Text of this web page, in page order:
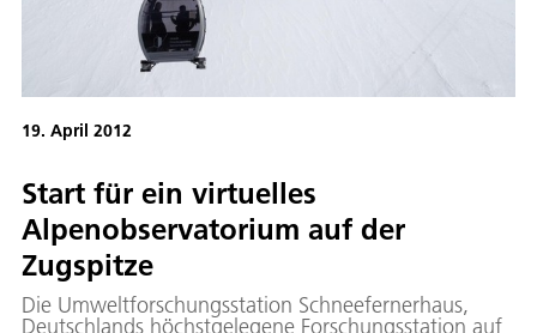
19. April 2012
Start für ein virtuelles
Alpenobservatorium auf der
Zugspitze
Die Umweltforschungsstation Schneefernerhaus,
Deutschlands höchstgelegene Forschungsstation auf